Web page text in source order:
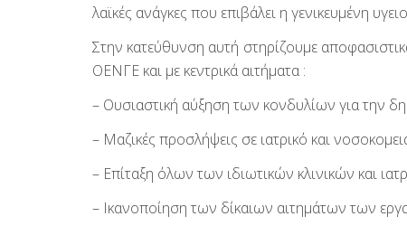
λαϊκές ανάγκες που επιβάλει η γενικευμένη
Στην κατεύθυνση αυτή στηρίζουμε
ΟΕΝΓΕ και με κεντρικά αιτήματα :
– Ουσιαστική αύξηση των κονδυλίων για την
– Μαζικές προσλήψεις σε ιατρικό και
– Επίταξη όλων των ιδιωτικών κλινικών και
– Ικανοποίηση των δίκαιων αιτημάτων των